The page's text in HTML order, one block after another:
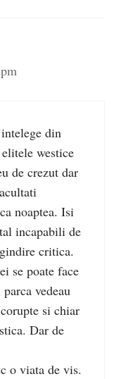
din
westice
de crezut dar
noaptea. Isi
incapabili de
critica.
se poate face
vedeau
si chiar
Dar de
o viata de vis.